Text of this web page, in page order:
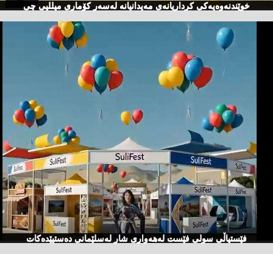
خوێندنەوەیەكی كرداریانەی مەیدانیانە لەسەر كۆماری میللیی چی
فێستیاڵی سولی فێست لەهەواری شار لەسلێمانی دەستپێدەكات